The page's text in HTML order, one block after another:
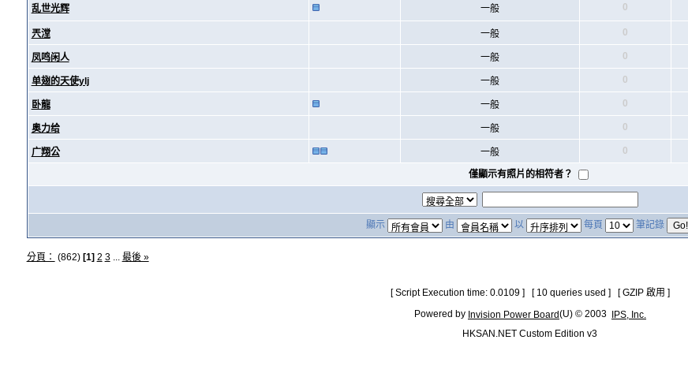
乱世光辉 一般 0
兲漟 一般 0
凤鸣闲人 一般 0
单翅的天使ylj 一般 0
卧龍 一般 0
奥力给 一般 0
广翔公 一般 0
僅顯示有照片的相符者？
顯示 由 以 每頁 筆記錄
分頁： (862) [1] 2 3... 最後 »
[ Script Execution time: 0.0109 ] [ 10 queries used ] [ GZIP 啟用 ]
Powered by Invision Power Board(U) © 2003
IPS, Inc.
HKSAN.NET Custom Edition v3